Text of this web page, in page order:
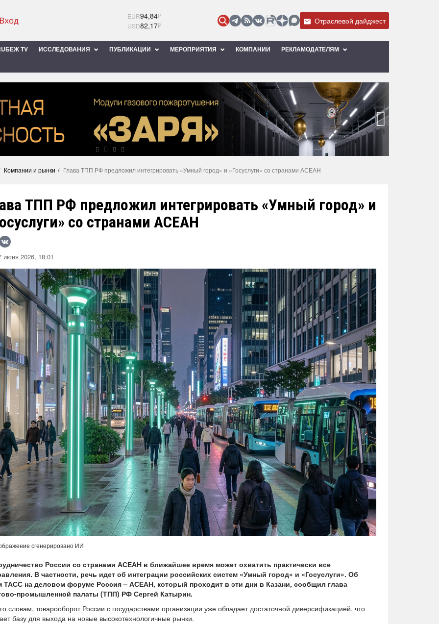
EUR94,84₽
USD82,17₽ Отраслевой дайджест
TV ИССЛЕДОВАНИЯ ПУБЛИКАЦИИ МЕРОПРИЯТИЯ КОМПАНИИ РЕКЛАМОДАТЕЛЯМ
Компании и рынки Глава ТПП РФ предложил интегрировать «Умный город» и «Госуслуги» со странами АСЕАН
ТПП РФ предложил интегрировать «Умный город» и
со странами АСЕАН
июня 2026, 18:01
сгенерировано ИИ
России со странами АСЕАН в ближайшее время может охватить практически все
В частности, речь идет об интеграции российских систем «Умный город» и «Госуслуги». Об
ТАСС на деловом форуме Россия – АСЕАН, который проходит в эти дни в Казани, сообщил глава
промышленной палаты (ТПП) РФ Сергей Катырин.
словам, товарооборот России с государствами организации уже обладает достаточной диверсификацией, что
базу для выхода на новые высокотехнологичные рынки.